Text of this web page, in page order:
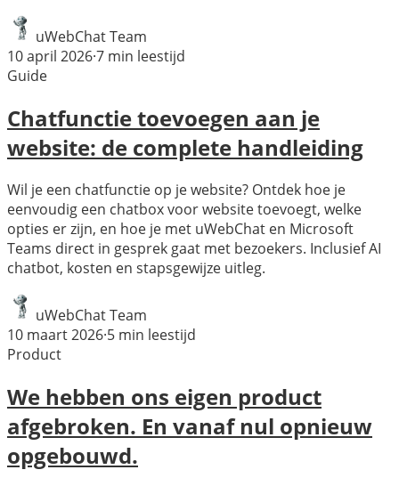
uWebChat Team
10 april 2026·7 min leestijd
Guide
Chatfunctie toevoegen aan je
website: de complete handleiding
Wil je een chatfunctie op je website? Ontdek hoe je
eenvoudig een chatbox voor website toevoegt, welke
opties er zijn, en hoe je met uWebChat en Microsoft
Teams direct in gesprek gaat met bezoekers. Inclusief AI
chatbot, kosten en stapsgewijze uitleg.
uWebChat Team
10 maart 2026·5 min leestijd
Product
We hebben ons eigen product
afgebroken. En vanaf nul opnieuw
opgebouwd.